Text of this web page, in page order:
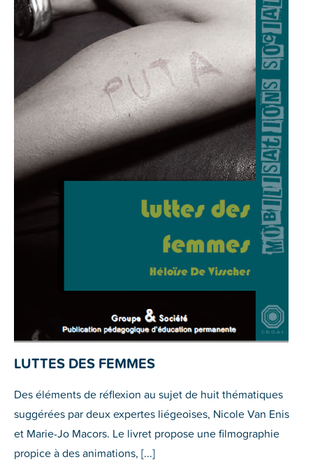
LUTTES DES FEMMES
Des éléments de réflexion au sujet de huit thématiques
suggérées par deux expertes liégeoises, Nicole Van Enis
et Marie-Jo Macors. Le livret propose une filmographie
propice à des animations, [...]